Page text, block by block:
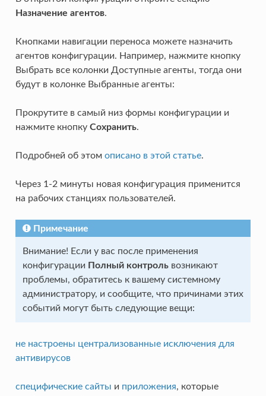
Назначение агентов.
Кнопками навигации переноса можете назначить
агентов конфигурации. Например, нажмите кнопку
Выбрать все колонки Доступные агенты, тогда они
будут в колонке Выбранные агенты:
Прокрутите в самый низ формы конфигурации и
нажмите кнопку Сохранить.
Подробней об этом описано в этой статье.
Через 1-2 минуты новая конфигурация применится
на рабочих станциях пользователей.
Примечание
Внимание! Если у вас после применения
конфигурации Полный контрольвозникают
проблемы, обратитесь к вашему системному
администратору, и сообщите, что причинами этих
событий могут быть следующие вещи:
не настроены централизованные исключения для
антивирусов
специфические сайты и приложения, которые